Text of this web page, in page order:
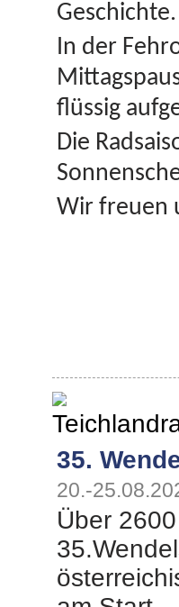
Geschichte.
In der
flüssig
Die
Wir freuen
35.
20.-
Über